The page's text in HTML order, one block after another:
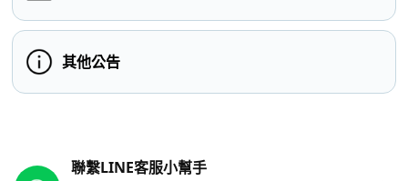
其他公告
聯繫LINE客服小幫手